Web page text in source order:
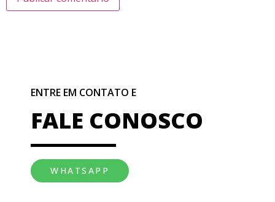
ENTRE EM CONTATO E
FALE CONOSCO
WHATSAPP